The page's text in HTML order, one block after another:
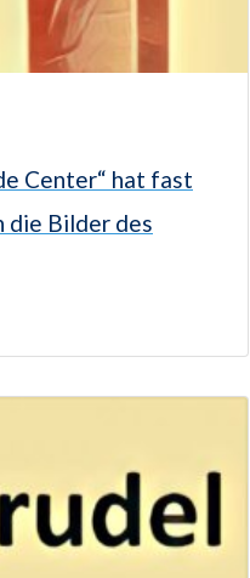
Center“ hat fast
die Bilder des